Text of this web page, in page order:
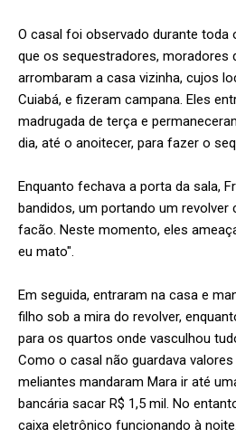
O casal foi observado durante toda
que os sequestradores, moradores
arrombaram a casa vizinha, cujos
Cuiabá, e fizeram campana. Eles
madrugada de terça e
dia, até o anoitecer, para fazer o
Enquanto fechava a porta da sala,
bandidos, um portando um revolver
facão. Neste momento, eles
eu mato".
Em seguida, entraram na casa e
filho sob a mira do revolver,
para os quartos onde vasculhou
Como o casal não guardava
meliantes mandaram Mara ir até
bancária sacar R$ 1,5 mil. No
caixa eletrônico funcionando à noite.